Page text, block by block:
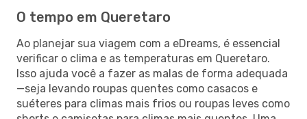
O tempo em Queretaro
Ao planejar sua viagem com a eDreams, é essencial
verificar o clima e as temperaturas em Queretaro.
Isso ajuda você a fazer as malas de forma adequada
—seja levando roupas quentes como casacos e
suéteres para climas mais frios ou roupas leves como